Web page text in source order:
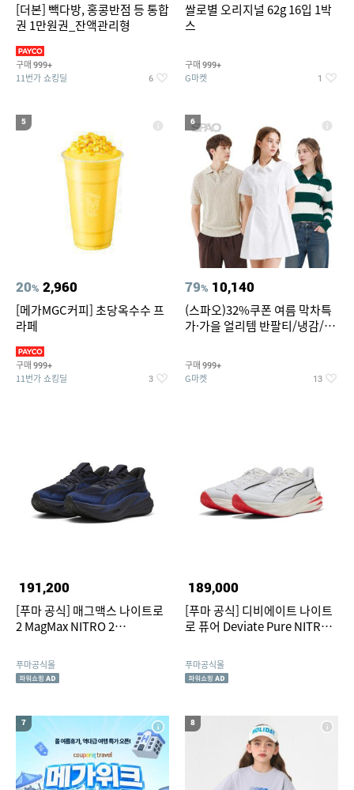
[더본] 빽다방, 홍콩반점 등 통합
권 1만원권_잔액관리형
구매 999+
11번가 쇼킹딜 6
쌀로별 오리지널 62g 16입 1박
스
구매 999+
G마켓 1
5
20% 2,960
[메가MGC커피] 초당옥수수 프
라페
구매 999+
11번가 쇼킹딜 3
6
79% 10,140
(스파오)32%쿠폰 여름 막차특
가·가을 얼리템 반팔티/냉감/반
건 외 ~74%OFF
구매 999+
G마켓 13
191,200
[푸마 공식] 매그맥스 나이트로
2 MagMax NITRO 2
푸마공식몰
189,000
[푸마 공식] 디비에이트 나이트
로 퓨어 Deviate Pure NITRO
푸마공식몰
7 8